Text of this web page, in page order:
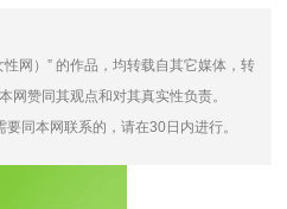
网）” 的作品，均转载自其它媒体，转
网赞同其观点和对其真实性负责。
同本网联系的，请在30日内进行。